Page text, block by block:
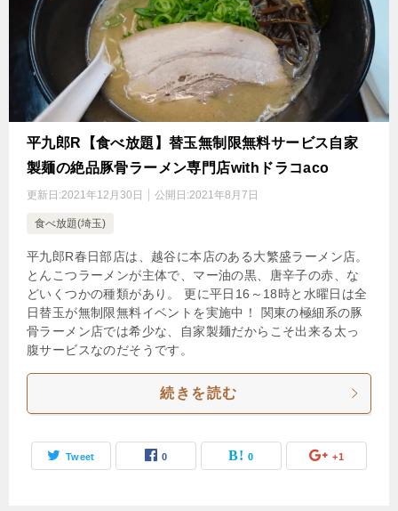
平九郎R【食べ放題】替玉無制限無料サービス自家
製麺の絶品豚骨ラーメン専門店withドラコaco
更新日:2021年12月30日 公開日:2021年8月7日
食べ放題(埼玉)
平九郎R春日部店は、越谷に本店のある大繁盛ラーメン店。
とんこつラーメンが主体で、マー油の黒、唐辛子の赤、な
どいくつかの種類があり。 更に平日16～18時と水曜日は全
日替玉が無制限無料イベントを実施中！ 関東の極細系の豚
骨ラーメン店では希少な、自家製麺だからこそ出来る太っ
腹サービスなのだそうです。
続きを読む
Tweet 0 0 +1